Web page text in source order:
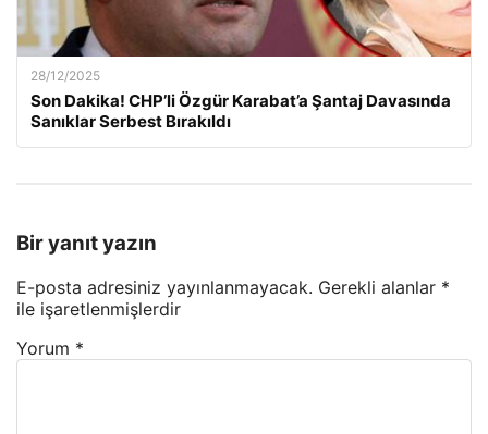
28/12/2025
Son Dakika! CHP’li Özgür Karabat’a Şantaj Davasında
Sanıklar Serbest Bırakıldı
Bir yanıt yazın
E-posta adresiniz yayınlanmayacak. Gerekli alanlar *
ile işaretlenmişlerdir
Yorum *